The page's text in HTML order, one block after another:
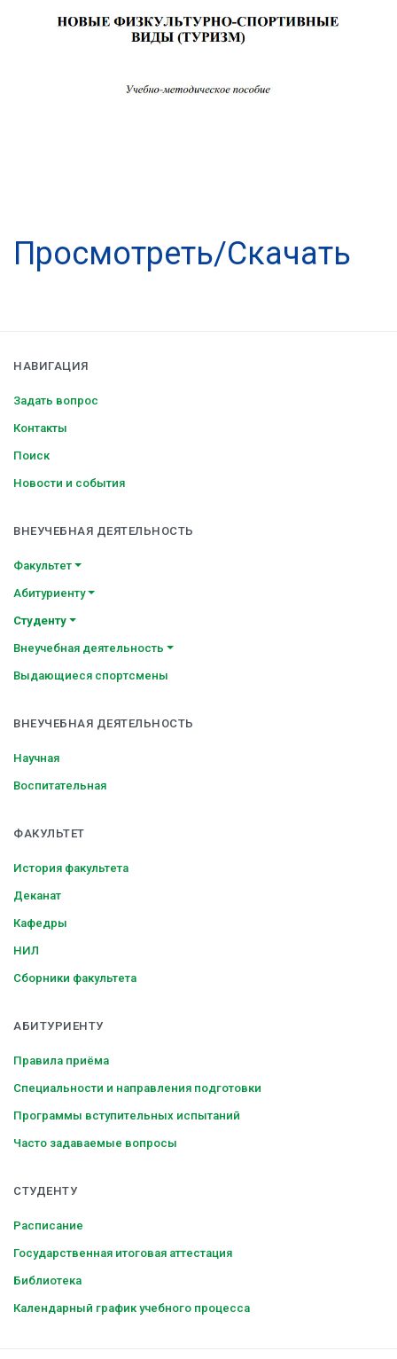
Просмотреть/Скачать
НАВИГАЦИЯ
Задать вопрос
Контакты
Поиск
Новости и события
ВНЕУЧЕБНАЯ ДЕЯТЕЛЬНОСТЬ
Факультет
Абитуриенту
Студенту
Внеучебная деятельность
Выдающиеся спортсмены
ВНЕУЧЕБНАЯ ДЕЯТЕЛЬНОСТЬ
Научная
Воспитательная
ФАКУЛЬТЕТ
История факультета
Деканат
Кафедры
НИЛ
Сборники факультета
АБИТУРИЕНТУ
Правила приёма
Специальности и направления подготовки
Программы вступительных испытаний
Часто задаваемые вопросы
СТУДЕНТУ
Расписание
Государственная итоговая аттестация
Библиотека
Календарный график учебного процесса